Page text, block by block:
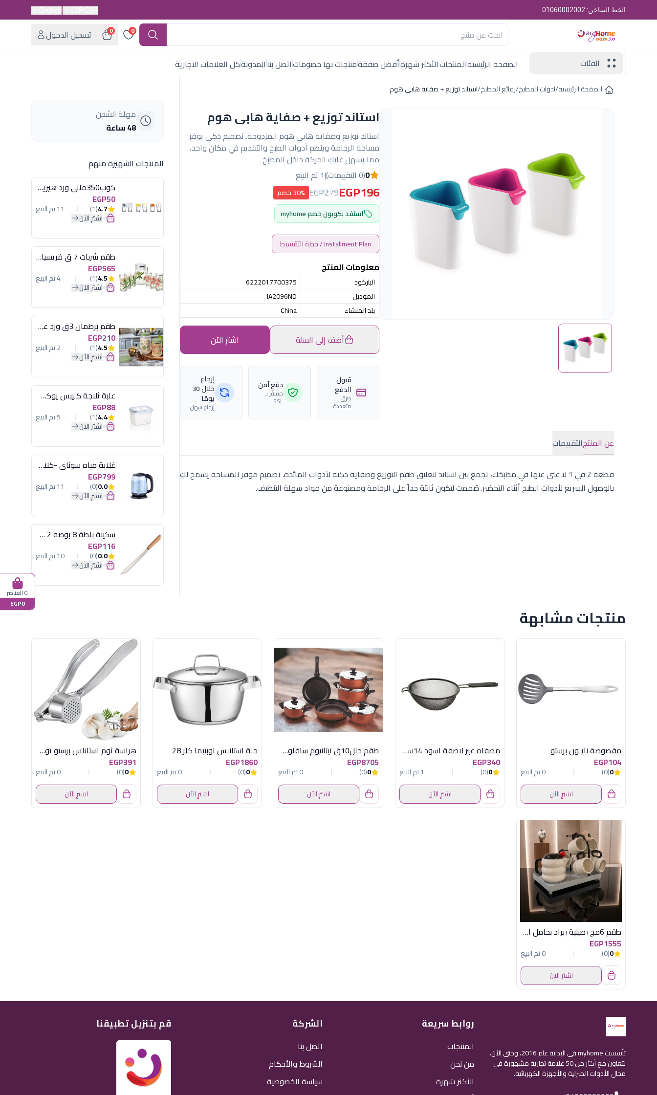
الخط الساخن: 01060002002
0
0
تسجيل الدخول
الفئات
الصفحة الرئيسيةالمنتجاتالأكثر شهرةأفضل صفقةمنتجات بها خصوماتاتصل بناالمدونةكل العلامات التجارية
الصفحة الرئيسية/ادوات المطبخ/رفائع المطبخ/استاند توزيع + صفاية هابى هوم
استاند توزيع + صفاية هابى هوم
استاند توزيع وصفاية هابي هوم المزدوجة. تصميم ذكي يوفر
مساحة الرخامة وينظم أدوات الطبخ والتقديم في مكان واحد،
مما يسهل عليكِ الحركة داخل المطبخ
0(0 التقييمات) |1 تم البيع
EGP196
EGP279 30% خصم
استفد بكوبون خصم myhome
Installment Plan / خطة التقسيط
معلومات المنتج
الباركود
6222017700375
الموديل
JA2096ND
بلد المنشاء
China
أضف إلى السلة اشترِ الآن
قبول
الدفع
طرق
متعددة
دفع آمن
مشفّر بـ
SSL
إرجاع
خلال 30
يومًا
إرجاع سهل
عن المنتجالتقييمات
قطعة 2 في 1 لا غنى عنها في مطبخك، تجمع بين استاند لتعليق طقم التوزيع وصفاية ذكية لأدوات المائدة. تصميم موفر للمساحة يسمح لكِ
بالوصول السريع لأدوات الطبخ أثناء التحضير. صُممت لتكون ثابتة جداً على الرخامة ومصنوعة من مواد سهلة التنظيف.
مهلة الشحن
48 ساعة
المنتجات الشهيرة منهم
كوب350مللى ورد هيريفين
EGP50
4.7
(1) 11 تم البيع
اشترِ الآن
طقم شربات 7 ق فريسيا لومينارك
EGP565
4.5
(1) 4 تم البيع
اشترِ الآن
طقم برطمان 3ق ورد غطاء مينت جرين هيريفين
EGP210
4.5
(1) 2 تم البيع
اشترِ الآن
علبة ثلاجة كليبس يوكسان
EGP88
4.4
(1) 5 تم البيع
اشترِ الآن
غلاية مياه سوناي -كلاسيك 2200 وات، 1.7 لتر زجاج اضائة ليد - MAR-3752
EGP799
0.0
(0) 11 تم البيع
اشترِ الآن
سكينة بلطة 8 بوصة 2 مسمار
EGP116
0.0
(0) 10 تم البيع
اشترِ الآن
منتجات مشابهة
مقصوصة نايلون برستو
EGP104
0
(0)
0 تم البيع
اشترِ الآن
مصفاه غير لاصقة اسود 14سم ميتاليتكس
EGP340
0
(0)
1 تم البيع
اشترِ الآن
طقم حلل10ق تيتانيوم سافلون شوكلت بكاليت
EGP8705
0
(0)
0 تم البيع
اشترِ الآن
حلة استانلس اوبتيما كلر 28
EGP1860
0
(0)
0 تم البيع
اشترِ الآن
هراسة ثوم استانلس برستو توسكوما
EGP391
0
(0)
0 تم البيع
اشترِ الآن
طقم 6مج+صينية+براد بحامل اكسفورد XL032
EGP1555
0
(0)
0 تم البيع
اشترِ الآن
تأسست myhome في البداية عام 2016، وحتى الآن،
نتعاون مع أكثر من 50 علامة تجارية مشهورة في
مجال الأدوات المنزلية والأجهزة الكهربائية.
روابط سريعة
المنتجات
من نحن
الأكثر شهرة
الشركة
اتصل بنا
الشروط والأحكام
سياسة الخصوصية
قم بتنزيل تطبيقنا
0 العناصر
EGP0